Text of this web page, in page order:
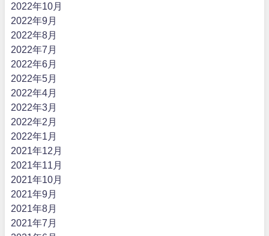
2022年10月
2022年9月
2022年8月
2022年7月
2022年6月
2022年5月
2022年4月
2022年3月
2022年2月
2022年1月
2021年12月
2021年11月
2021年10月
2021年9月
2021年8月
2021年7月